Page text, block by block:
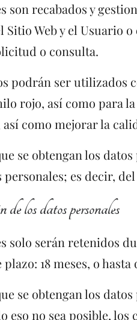
son recabados y
Sitio Web y el Usuario
o consulta.
podrán ser utilizados
rojo, así como para
como mejorar la
se obtengan los
es decir,
los datos personales
solo serán retenidos
18 meses, o
se obtengan los
eso no sea posible,